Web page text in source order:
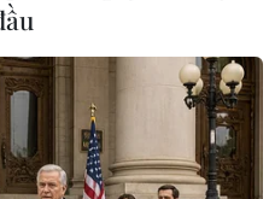
(TTXVN/Vietnam+)